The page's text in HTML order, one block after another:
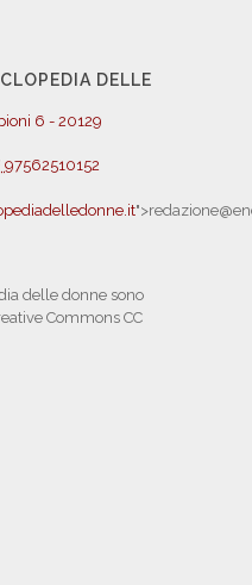
DELLE
6 - 20129
97562510152
delle donne sono
Commons CC